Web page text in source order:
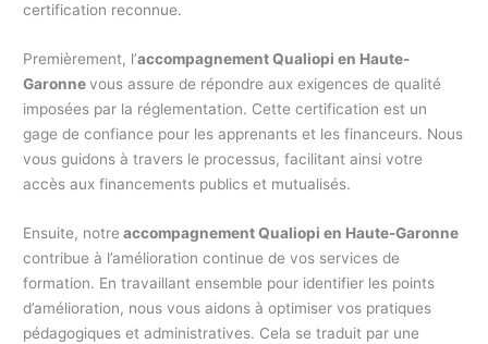
certification reconnue.
Premièrement, l’accompagnement Qualiopi en Haute-
Garonnevous assure de répondre aux exigences de qualité
imposées par la réglementation. Cette certification est un
gage de confiance pour les apprenants et les financeurs. Nous
vous guidons à travers le processus, facilitant ainsi votre
accès aux financements publics et mutualisés.
Ensuite, notre accompagnement Qualiopi en Haute-Garonne
contribue à l’amélioration continue de vos services de
formation. En travaillant ensemble pour identifier les points
d’amélioration, nous vous aidons à optimiser vos pratiques
pédagogiques et administratives. Cela se traduit par une